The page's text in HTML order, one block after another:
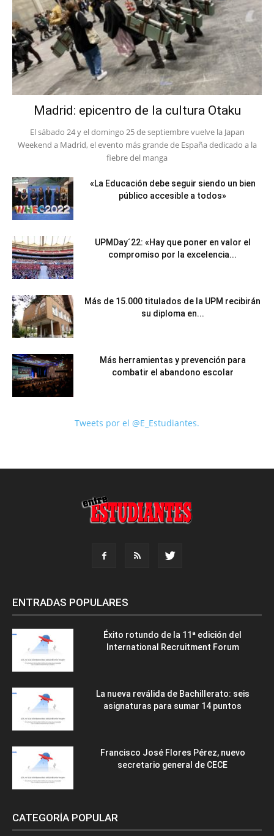
Madrid: epicentro de la cultura Otaku
El sábado 24 y el domingo 25 de septiembre vuelve la Japan
Weekend a Madrid, el evento más grande de España dedicado a la
fiebre del manga
«La Educación debe seguir siendo un bien
público accesible a todos»
UPMDay´22: «Hay que poner en valor el
compromiso por la excelencia...
Más de 15.000 titulados de la UPM recibirán
su diploma en...
Más herramientas y prevención para
combatir el abandono escolar
Tweets por el @E_Estudiantes.
ENTRADAS POPULARES
Éxito rotundo de la 11ª edición del
International Recruitment Forum
La nueva reválida de Bachillerato: seis
asignaturas para sumar 14 puntos
Francisco José Flores Pérez, nuevo
secretario general de CECE
CATEGORÍA POPULAR